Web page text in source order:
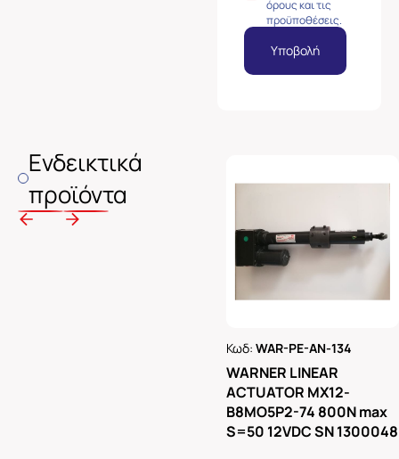
όρους και τις
προϋποθέσεις.
Υποβολή
Ενδεικτικά
προϊόντα
Κωδ:WAR-PE-AN-134
WARNER LINEAR
ACTUATOR MX12-
B8MO5P2-74 800N max
S=50 12VDC SN 1300048